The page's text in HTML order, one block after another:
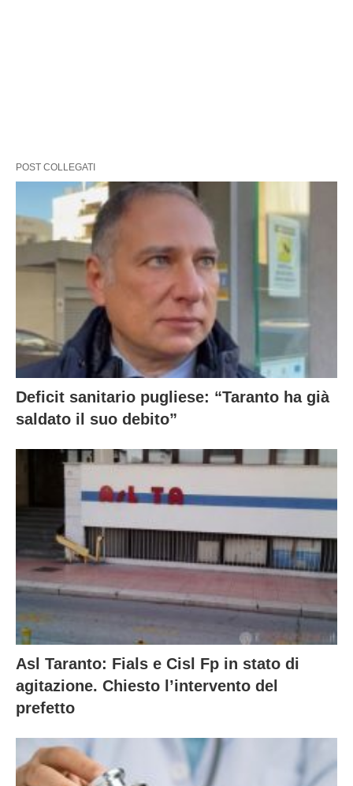
POST COLLEGATI
Deficit sanitario pugliese: “Taranto ha già
saldato il suo debito”
Asl Taranto: Fials e Cisl Fp in stato di
agitazione. Chiesto l’intervento del
prefetto